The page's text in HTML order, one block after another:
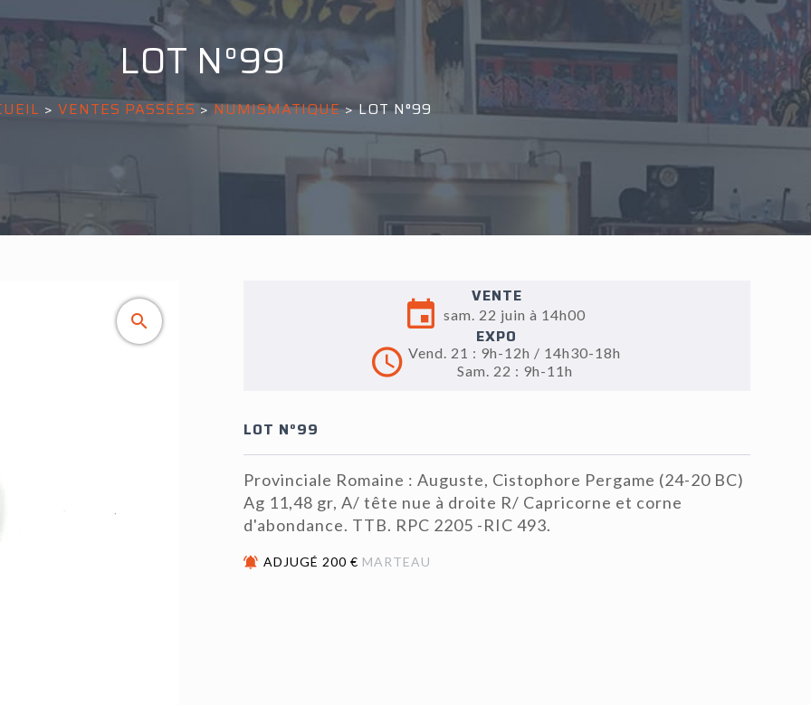
LOT N°99
> VENTES PASSÉES>NUMISMATIQUE>LOT N°99
VENTE
sam. 22 juin à 14h00
EXPO
Vend. 21 : 9h-12h / 14h30-18h
Sam. 22 : 9h-11h
LOT N°99
Provinciale Romaine : Auguste, Cistophore Pergame (24-20 BC)
Ag 11,48 gr, A/ tête nue à droite R/ Capricorne et corne
d'abondance. TTB. RPC 2205 -RIC 493.
ADJUGÉ 200 € MARTEAU